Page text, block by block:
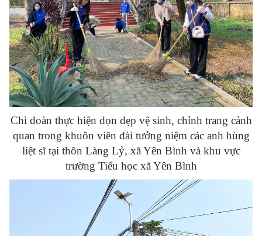
Chi đoàn thực hiện dọn dẹp vệ sinh, chỉnh trang cảnh
quan trong khuôn viên đài tưởng niệm các anh hùng
liệt sĩ tại thôn Làng Lỷ, xã Yên Bình và khu vực
trường Tiểu học xã Yên Bình